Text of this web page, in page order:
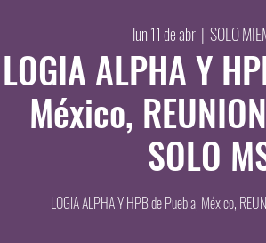
lun 11 de abr
  |
SOLO
LOGIA ALPHA Y
México,
SOLO
LOGIA ALPHA Y HPB de Puebla, México,